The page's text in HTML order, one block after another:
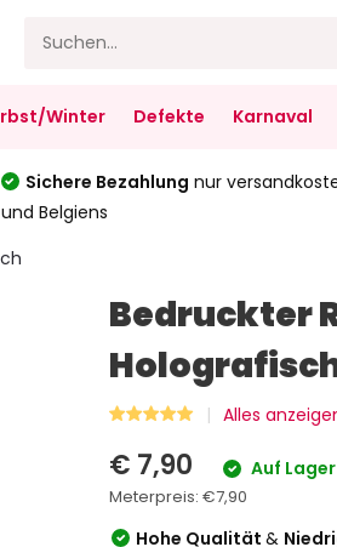
Winter Defekte Karnaval
Sichere Bezahlung nur
und Belgiens
Bedruckter
Alles
€ 7,90 Auf Lager
Meterpreis:€7,90
Hohe Qualität&